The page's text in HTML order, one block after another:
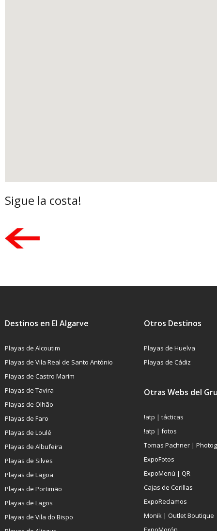
Sigue la costa!
Destinos en El Algarve
Playas de Alcoutim
Playas de Vila Real de Santo António
Playas de Castro Marim
Playas de Tavira
Playas de Olhão
Playas de Faro
Playas de Loulé
Playas de Albufeira
Playas de Silves
Playas de Lagoa
Playas de Portimão
Playas de Lagos
Playas de Vila do Bispo
Otros Destinos
Playas de Huelva
Playas de Cádiz
Otras Webs del
!atp | tácticas
!atp | fotos
Tomas Pachner |
ExpoFotos
ExpoMenú | QR
Cajas de Cerillas
ExpoReclamos
Monik | Outlet Boutique